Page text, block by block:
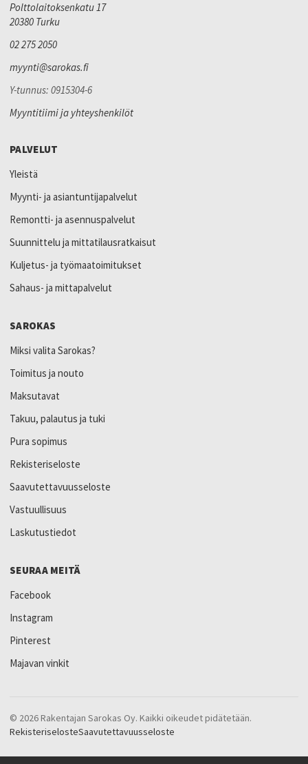
Polttolaitoksenkatu 17
20380 Turku
02 275 2050
myynti@sarokas.fi
Y-tunnus: 0915304-6
Myyntitiimi ja yhteyshenkilöt
PALVELUT
Yleistä
Myynti- ja asiantuntijapalvelut
Remontti- ja asennuspalvelut
Suunnittelu ja mittatilausratkaisut
Kuljetus- ja työmaatoimitukset
Sahaus- ja mittapalvelut
SAROKAS
Miksi valita Sarokas?
Toimitus ja nouto
Maksutavat
Takuu, palautus ja tuki
Pura sopimus
Rekisteriseloste
Saavutettavuusseloste
Vastuullisuus
Laskutustiedot
SEURAA MEITÄ
Facebook
Instagram
Pinterest
Majavan vinkit
© 2026 Rakentajan Sarokas Oy. Kaikki oikeudet pidätetään.
RekisteriselosteSaavutettavuusseloste